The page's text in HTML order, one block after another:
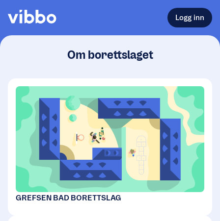
Logg inn
Om borettslaget
GREFSEN BAD BORETTSLAG